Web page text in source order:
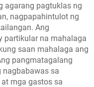
agarang pagtuklas ng
nagpapahintulot ng
Ang
partikular na mahalaga
saan mahalaga ang
pangmatagalang
nagbabawas sa
mga gastos sa